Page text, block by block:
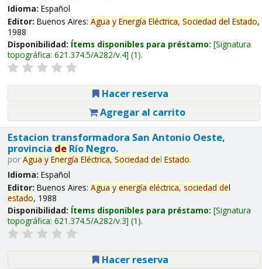
Idioma: Español
Editor: Buenos Aires: Agua y Energía Eléctrica, Sociedad del Estado,
1988
Disponibilidad: Ítems disponibles para préstamo: Signatura
topográfica: 621.374.5/A282/v.4 (1).
Hacer reserva
Agregar al carrito
Estacion transformadora San Antonio Oeste,
provincia deRío Negro.
por Agua y Energía Eléctrica, Sociedad del Estado.
Idioma: Español
Editor: Buenos Aires: Agua y energía eléctrica, sociedad del
estado, 1988
Disponibilidad: Ítems disponibles para préstamo: Signatura
topográfica: 621.374.5/A282/v.3 (1).
Hacer reserva